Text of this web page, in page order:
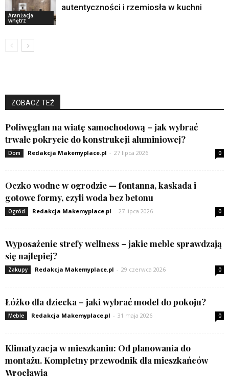
Aranżacja
wnętrz
autentyczności i rzemiosła w kuchni
ZOBACZ TEŻ
Poliwęglan na wiatę samochodową – jak wybrać
trwałe pokrycie do konstrukcji aluminiowej?
Dom Redakcja Makemyplace.pl - 27 lipca 2026 0
Oczko wodne w ogrodzie — fontanna, kaskada i
gotowe formy, czyli woda bez betonu
Ogród Redakcja Makemyplace.pl - 27 lipca 2026 0
Wyposażenie strefy wellness – jakie meble sprawdzają
się najlepiej?
Zakupy Redakcja Makemyplace.pl - 29 czerwca 2026 0
Łóżko dla dziecka – jaki wybrać model do pokoju?
Meble Redakcja Makemyplace.pl - 31 maja 2026 0
Klimatyzacja w mieszkaniu: Od planowania do
montażu. Kompletny przewodnik dla mieszkańców
Wrocławia